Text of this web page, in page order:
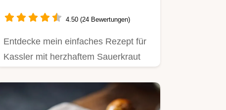
4.50 (24 Bewertungen)
Entdecke mein einfaches Rezept für
Kassler mit herzhaftem Sauerkraut